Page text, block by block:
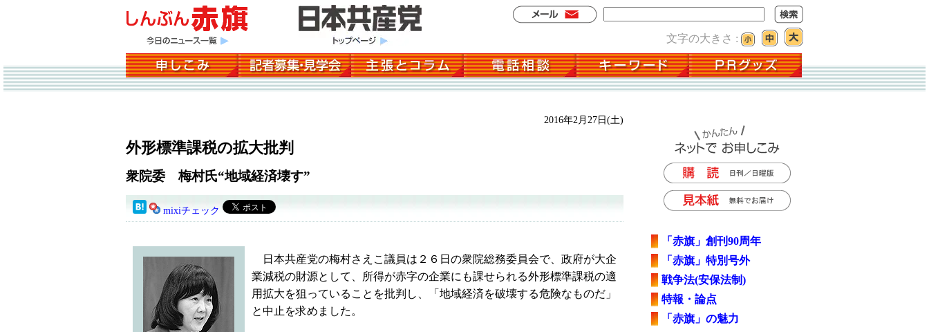
文字の大きさ :
2016年2月27日(土)
外形標準課税の拡大批判
衆院委 梅村氏“地域経済壊す”
mixiチェック
日本共産党の梅村さえこ議員は２６日の衆院総務委員会で、政府が大企
業減税の財源として、所得が赤字の企業にも課せられる外形標準課税の適
用拡大を狙っていることを批判し、「地域経済を破壊する危険なものだ」
と中止を求めました。
「赤旗」創刊90周年
「赤旗」特別号外
戦争法(安保法制)
特報・論点
「赤旗」の魅力